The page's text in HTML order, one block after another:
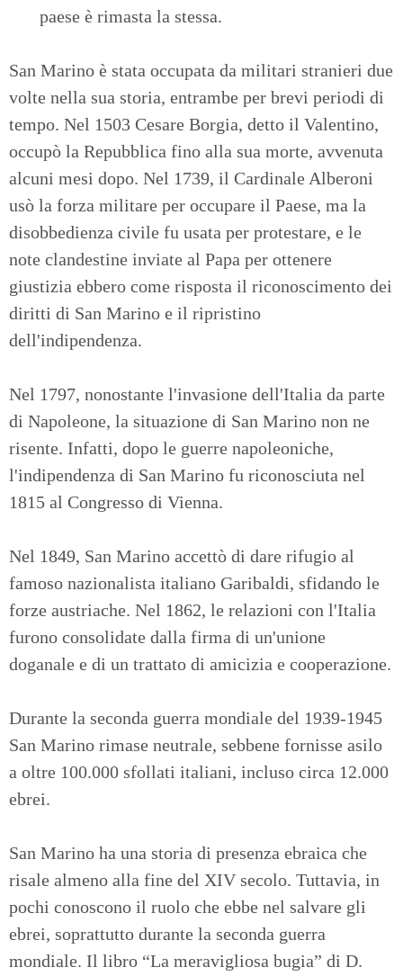
paese è rimasta la stessa.
San Marino è stata occupata da militari stranieri due
volte nella sua storia, entrambe per brevi periodi di
tempo. Nel 1503 Cesare Borgia, detto il Valentino,
occupò la Repubblica fino alla sua morte, avvenuta
alcuni mesi dopo. Nel 1739, il Cardinale Alberoni
usò la forza militare per occupare il Paese, ma la
disobbedienza civile fu usata per protestare, e le
note clandestine inviate al Papa per ottenere
giustizia ebbero come risposta il riconoscimento dei
diritti di San Marino e il ripristino
dell'indipendenza.
Nel 1797, nonostante l'invasione dell'Italia da parte
di Napoleone, la situazione di San Marino non ne
risente. Infatti, dopo le guerre napoleoniche,
l'indipendenza di San Marino fu riconosciuta nel
1815 al Congresso di Vienna.
Nel 1849, San Marino accettò di dare rifugio al
famoso nazionalista italiano Garibaldi, sfidando le
forze austriache. Nel 1862, le relazioni con l'Italia
furono consolidate dalla firma di un'unione
doganale e di un trattato di amicizia e cooperazione.
Durante la seconda guerra mondiale del 1939-1945
San Marino rimase neutrale, sebbene fornisse asilo
a oltre 100.000 sfollati italiani, incluso circa 12.000
ebrei.
San Marino ha una storia di presenza ebraica che
risale almeno alla fine del XIV secolo. Tuttavia, in
pochi conoscono il ruolo che ebbe nel salvare gli
ebrei, soprattutto durante la seconda guerra
mondiale. Il libro “La meravigliosa bugia” di D.